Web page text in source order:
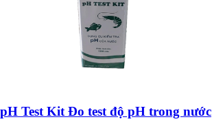
pH Test Kit Đo test độ pH trong nước